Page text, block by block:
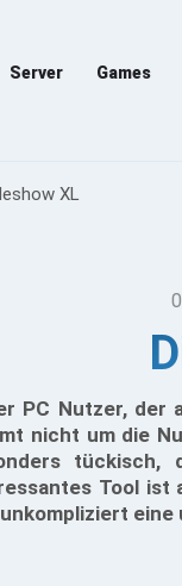
Server Games
XL
PC Nutzer, der
nicht um die
Tool ist
eine